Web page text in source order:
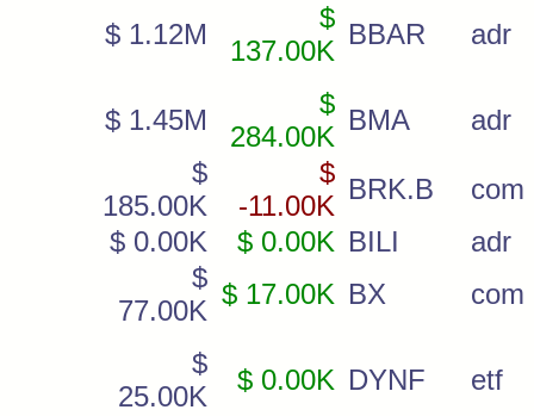
$ 1.12M
$
137.00K
BBAR adr
$ 1.45M
$
284.00K
BMA
adr
$
185.00K
$
-11.00K
BRK.B
com
$ 0.00K
$ 0.00K BILI
adr
$
77.00K
$ 17.00K BX com
$
25.00K
$ 0.00K DYNF etf